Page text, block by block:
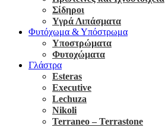
Σίδηροι
Υγρά Λιπάσματα
Φυτόχωμα & Υπόστρωμα
Υποστρώματα
Φυτοχώματα
Γλάστρα
Esteras
Executive
Lechuza
Nikoli
Terraneo – Terrastone